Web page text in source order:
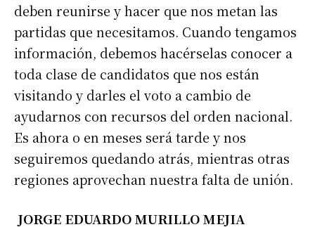
deben reunirse y hacer que nos metan las
partidas que necesitamos. Cuando tengamos
información, debemos hacérselas conocer a
toda clase de candidatos que nos están
visitando y darles el voto a cambio de
ayudarnos con recursos del orden nacional.
Es ahora o en meses será tarde y nos
seguiremos quedando atrás, mientras otras
regiones aprovechan nuestra falta de unión.
JORGE EDUARDO MURILLO MEJIA